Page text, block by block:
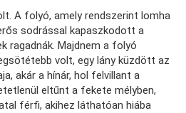
A folyó, amely rendszerint lomha
sodrással kapaszkodott a
ragadnák. Majdnem a folyó
volt, egy lány küzdött az
akár a hínár, hol felvillant a
eltűnt a fekete mélyben,
férfi, akihez láthatóan hiába